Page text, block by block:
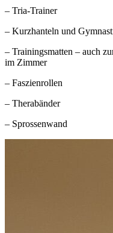
– Tria-Trainer
– Kurzhanteln und
– Trainingsmatten – auch
im Zimmer
– Faszienrollen
– Therabänder
– Sprossenwand